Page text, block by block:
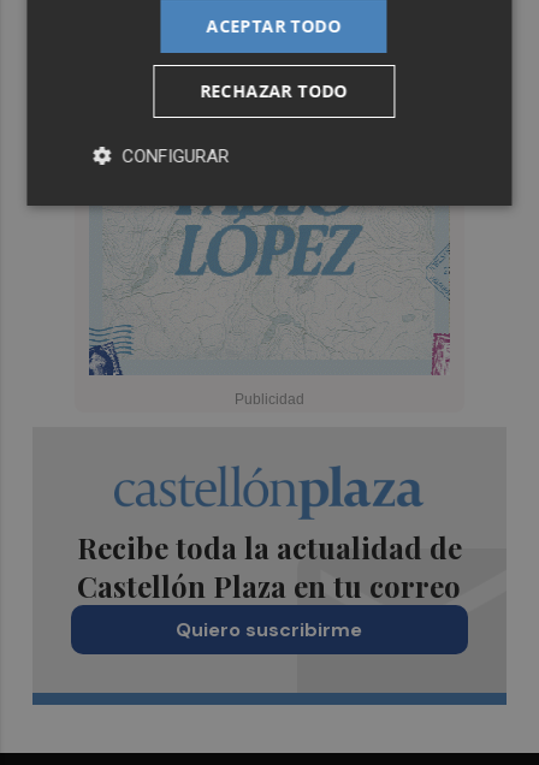
Recibe toda la actualidad de
Castellón Plaza en tu correo
Quiero suscribirme
ACEPTAR TODO
RECHAZAR TODO
CONFIGURAR